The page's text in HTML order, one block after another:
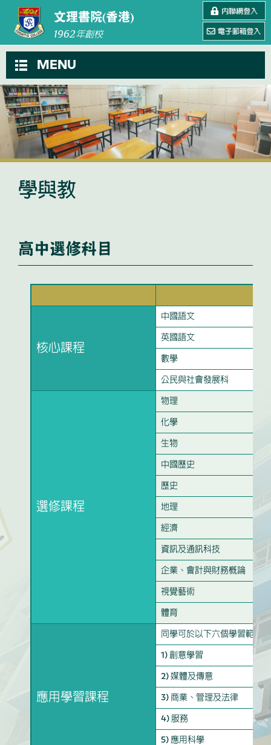
文理書院(香港)
1962年創校
MENU
學與教
高中選修科目
核心課程
中國語文
英國語文
數學
公民與社會發展科
選修課程
物理
化學
生物
中國歷史
歷史
地理
經濟
資訊及通訊科技
企業、會計與財務概論
視覺藝術
體育
應用學習課程
同學可於以下六個學習範疇
1) 創意學習
2) 媒體及傳意
3) 商業、管理及法律
4) 服務
5) 應用科學